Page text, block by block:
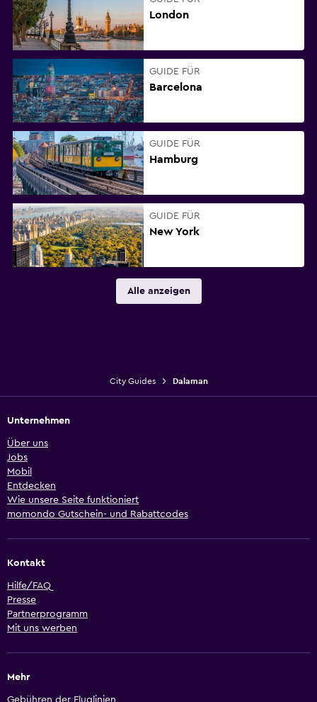
London
GUIDE FÜR
Barcelona
GUIDE FÜR
Hamburg
GUIDE FÜR
New York
Alle anzeigen
City Guides Dalaman
Unternehmen
Über uns
Jobs
Mobil
Entdecken
Wie unsere Seite funktioniert
momondo Gutschein- und Rabattcodes
Kontakt
Hilfe/FAQ
Presse
Partnerprogramm
Mit uns werben
Mehr
Gebühren der Fluglinien